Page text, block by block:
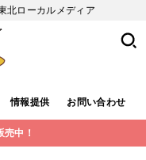
北ローカルメディア
情報提供 お問い合わせ
中！